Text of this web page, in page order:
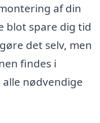
af din
blot spare dig tid
det selv, men
findes i
nødvendige